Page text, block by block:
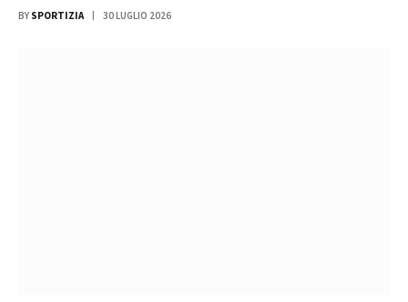
BY SPORTIZIA 30 LUGLIO 2026